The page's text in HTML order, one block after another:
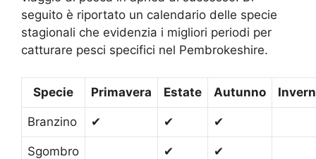
seguito è riportato un calendario delle specie
stagionali che evidenzia i migliori periodi per
catturare pesci specifici nel Pembrokeshire.
Specie Primavera Estate Autunno
Branzino ✔ ✔ ✔
Sgombro ✔ ✔